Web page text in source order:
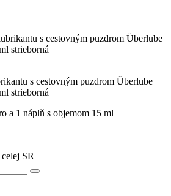
s cestovným puzdrom Überlube
strieborná
a 1 náplň s objemom 15 ml
SR